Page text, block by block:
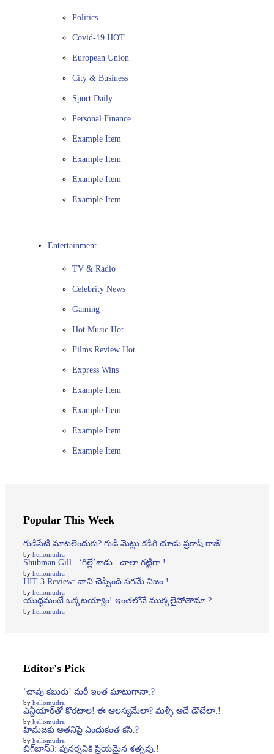
Politics
Covid-19 HOT
European Union
City & Business
Sport Daily
Personal Finance
Example Item
Example Item
Example Item
Example Item
Entertainment
TV & Radio
Celebrity News
Gaming
Hot Music Hot
Films Review Hot
Express Wins
Example Item
Example Item
Example Item
Example Item
Popular This Week
గుడిసేటి మాటలెందుకు? గుడి మెట్లు కడిగి చూడు ప్రకాష్ రాజ్!
by hellomudra
Shubman Gill.. ‘గిల్లే’శాడు.. చాలా గట్టిగా.!
by hellomudra
HIT-3 Review: నాని చెప్పింది సగమే నిజం.!
by hellomudra
యుద్ధమంటే ఒక్కటయ్యాం! ఇంతలోనే ముక్కలైపోతామా.?
by hellomudra
Editor's Pick
‘చావు కబురు’ మరీ ఇంత ఘాటుగానా.?
by hellomudra
ఎన్టీయార్‌తో కొరటాల! ఈ ఆలస్యమేలా? మళ్ళీ అదే డౌటేలా.!
by hellomudra
హిమజకు అతనిపై ఎందుకంత కసి.?
by hellomudra
బిగ్‌బాస్‌3: పునర్నవికి ప్రియమైన శతృవు.!